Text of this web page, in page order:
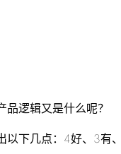
品逻辑又是什么呢？
以下几点：4好、3有、